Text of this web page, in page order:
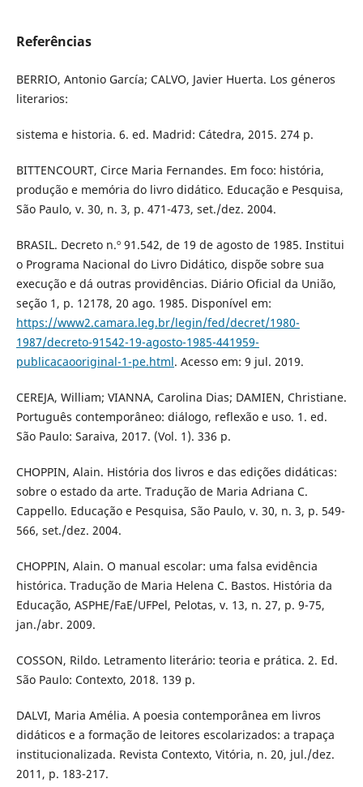
Referências
BERRIO, Antonio García; CALVO, Javier Huerta. Los géneros
literarios:
sistema e historia. 6. ed. Madrid: Cátedra, 2015. 274 p.
BITTENCOURT, Circe Maria Fernandes. Em foco: história,
produção e memória do livro didático. Educação e Pesquisa,
São Paulo, v. 30, n. 3, p. 471-473, set./dez. 2004.
BRASIL. Decreto n.º 91.542, de 19 de agosto de 1985. Institui
o Programa Nacional do Livro Didático, dispõe sobre sua
execução e dá outras providências. Diário Oficial da União,
seção 1, p. 12178, 20 ago. 1985. Disponível em:
https://www2.camara.leg.br/legin/fed/decret/1980-
1987/decreto-91542-19-agosto-1985-441959-
publicacaooriginal-1-pe.html. Acesso em: 9 jul. 2019.
CEREJA, William; VIANNA, Carolina Dias; DAMIEN, Christiane.
Português contemporâneo: diálogo, reflexão e uso. 1. ed.
São Paulo: Saraiva, 2017. (Vol. 1). 336 p.
CHOPPIN, Alain. História dos livros e das edições didáticas:
sobre o estado da arte. Tradução de Maria Adriana C.
Cappello. Educação e Pesquisa, São Paulo, v. 30, n. 3, p. 549-
566, set./dez. 2004.
CHOPPIN, Alain. O manual escolar: uma falsa evidência
histórica. Tradução de Maria Helena C. Bastos. História da
Educação, ASPHE/FaE/UFPel, Pelotas, v. 13, n. 27, p. 9-75,
jan./abr. 2009.
COSSON, Rildo. Letramento literário: teoria e prática. 2. Ed.
São Paulo: Contexto, 2018. 139 p.
DALVI, Maria Amélia. A poesia contemporânea em livros
didáticos e a formação de leitores escolarizados: a trapaça
institucionalizada. Revista Contexto, Vitória, n. 20, jul./dez.
2011, p. 183-217.